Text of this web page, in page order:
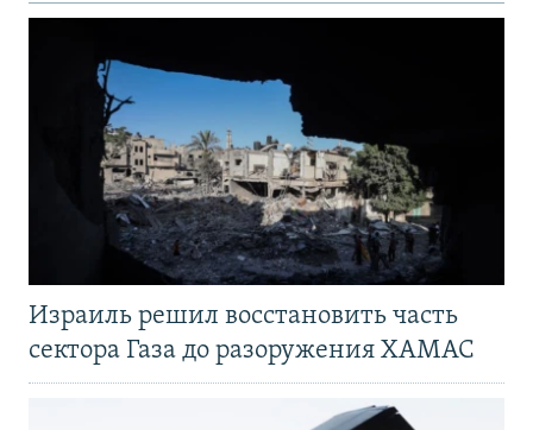
Израиль решил восстановить часть
сектора Газа до разоружения ХАМАС